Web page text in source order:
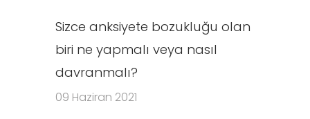
Sizce anksiyete bozukluğu olan
biri ne yapmalı veya nasıl
davranmalı?
09 Haziran 2021